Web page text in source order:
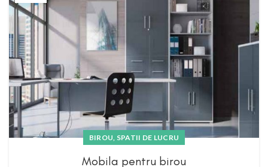
BIROU, SPATII DE LUCRU
Mobila pentru birou